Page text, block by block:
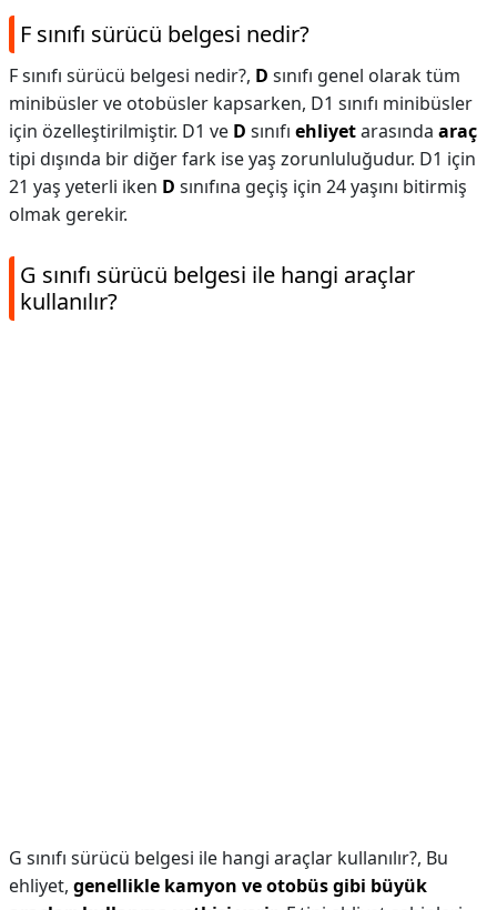
F sınıfı sürücü belgesi nedir?
F sınıfı sürücü belgesi nedir?, D sınıfı genel olarak tüm
minibüsler ve otobüsler kapsarken, D1 sınıfı minibüsler
için özelleştirilmiştir. D1 ve D sınıfı ehliyetarasında araç
tipi dışında bir diğer fark ise yaş zorunluluğudur. D1 için
21 yaş yeterli iken D sınıfına geçiş için 24 yaşını bitirmiş
olmak gerekir.
G sınıfı sürücü belgesi ile hangi araçlar
kullanılır?
G sınıfı sürücü belgesi ile hangi araçlar kullanılır?, Bu
ehliyet, genellikle kamyon ve otobüs gibi büyük